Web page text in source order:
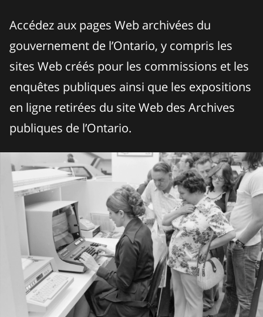
Accédez aux pages Web archivées du
gouvernement de l’Ontario, y compris les
sites Web créés pour les commissions et les
enquêtes publiques ainsi que les expositions
en ligne retirées du site Web des Archives
publiques de l’Ontario.